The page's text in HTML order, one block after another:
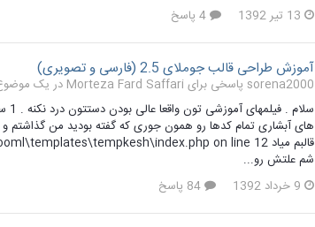
13 تیر 1392
آموزش طراحی قالب جوملای 2.5 (فارسی و تصویری)
sorena2000 پاسخی برای Morteza Fard Saffari در یک موضوع ارسال کرد در
های آبشاری تمام کدها رو همون جوری که گفته بودید من گذاشتم
شم علتش رو...
9 خرداد 1392